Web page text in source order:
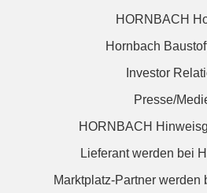
HORNBACH
Hornbach
Investor
Presse/
HORNBACH
Lieferant werden bei
Marktplatz-Partner werden